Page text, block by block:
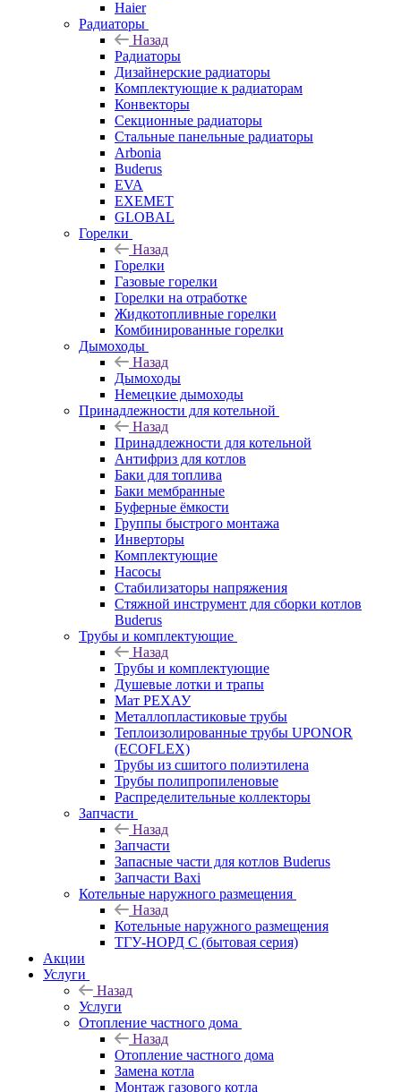
Haier
Радиаторы
Назад
Радиаторы
Дизайнерские радиаторы
Комплектующие к радиаторам
Конвекторы
Секционные радиаторы
Стальные панельные радиаторы
Arbonia
Buderus
EVA
EXEMET
GLOBAL
Горелки
Назад
Горелки
Газовые горелки
Горелки на отработке
Жидкотопливные горелки
Комбинированные горелки
Дымоходы
Назад
Дымоходы
Немецкие дымоходы
Принадлежности для котельной
Назад
Принадлежности для котельной
Антифриз для котлов
Баки для топлива
Баки мембранные
Буферные ёмкости
Группы быстрого монтажа
Инверторы
Комплектующие
Насосы
Стабилизаторы напряжения
Стяжной инструмент для сборки котлов
Buderus
Трубы и комплектующие
Назад
Трубы и комплектующие
Душевые лотки и трапы
Мат РЕХАУ
Металлопластиковые трубы
Теплоизолированные трубы UPONOR
(ECOFLEX)
Трубы из сшитого полиэтилена
Трубы полипропиленовые
Распределительные коллекторы
Запчасти
Назад
Запчасти
Запасные части для котлов Buderus
Запчасти Baxi
Котельные наружного размещения
Назад
Котельные наружного размещения
ТГУ-НОРД С (бытовая серия)
Акции
Услуги
Назад
Услуги
Отопление частного дома
Назад
Отопление частного дома
Замена котла
Монтаж газового котла